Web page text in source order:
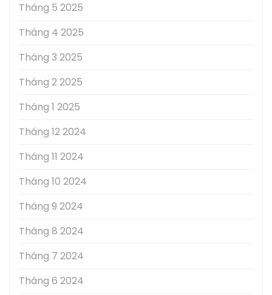
Tháng 5 2025
Tháng 4 2025
Tháng 3 2025
Tháng 2 2025
Tháng 1 2025
Tháng 12 2024
Tháng 11 2024
Tháng 10 2024
Tháng 9 2024
Tháng 8 2024
Tháng 7 2024
Tháng 6 2024